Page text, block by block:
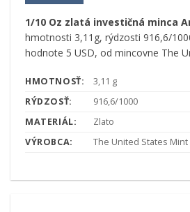
1/10 Oz zlatá investičná minca
hmotnosti 3,11g, rýdzosti 916,6/
hodnote 5 USD, od mincovne The
HMOTNOSŤ:
3,11 g
RÝDZOSŤ:
916,6/1000
MATERIÁL:
Zlato
VÝROBCA:
The United States Mint